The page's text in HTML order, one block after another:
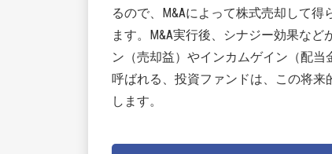
るので、M&Aによって株式売却して
ます。M&A実行後、シナジー効果な
ン（売却益）やインカムゲイン（配
呼ばれる、投資ファンドは、この将来
します。